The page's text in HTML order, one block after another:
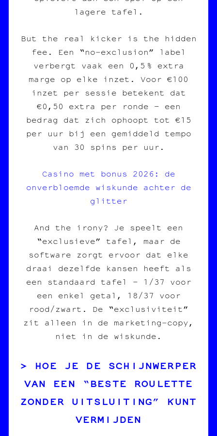
lagere tafel.
But the real kicker is the hidden
fee. Een “no‑exclusion” label
verbergt vaak een 0,5 % extra
marge op elke inzet. Voor €100
inzet per sessie betekent dat
€0,50 extra per ronde – een
bedrag dat zich ophoopt tot €15
per uur bij een gemiddeld tempo
van 30 spins per uur.
Casino met bonus 2026: de
onverbloemde wiskunde achter de
glitter
And the irony? Je speelt een
“exclusieve” tafel, maar de
software zorgt ervoor dat elke
draai dezelfde kansen heeft als
een standaard tafel – 1/37 voor
een enkel getal, 18/37 voor
rood/zwart. De “exclusiviteit”
zit alleen in de marketing‑copy,
niet in de wiskunde.
HOE JE DE SCHIJNWERPER
VAN EEN “BESTE ROULETTE
ZONDER UITSLUITING” KUNT
VERMIJDEN